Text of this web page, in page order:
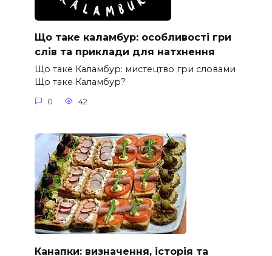
Що таке каламбур: особливості гри
слів та приклади для натхнення
Що таке Каламбур: мистецтво гри словами
Що таке Каламбур?
0 42
Канапки: визначення, історія та